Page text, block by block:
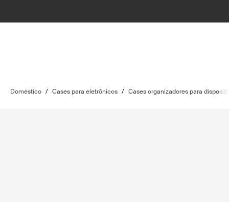
Doméstico / Cases para eletrônicos / Cases organizadores para